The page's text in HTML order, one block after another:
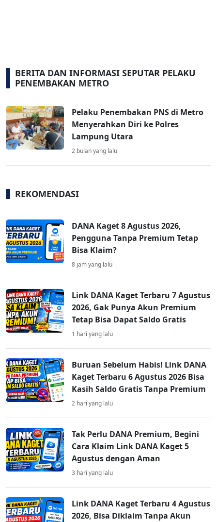
BERITA DAN INFORMASI SEPUTAR PELAKU
PENEMBAKAN METRO
Pelaku Penembakan PNS di Metro
Menyerahkan Diri ke Polres
Lampung Utara
2 bulan yang lalu
REKOMENDASI
DANA Kaget 8 Agustus 2026,
Pengguna Tanpa Premium Tetap
Bisa Klaim?
8 jam yang lalu
Link DANA Kaget Terbaru 7 Agustus
2026, Gak Punya Akun Premium
Tetap Bisa Dapat Saldo Gratis
1 hari yang lalu
Buruan Sebelum Habis! Link DANA
Kaget Terbaru 6 Agustus 2026 Bisa
Kasih Saldo Gratis Tanpa Premium
2 hari yang lalu
Tak Perlu DANA Premium, Begini
Cara Klaim Link DANA Kaget 5
Agustus dengan Aman
3 hari yang lalu
Link DANA Kaget Terbaru 4 Agustus
2026, Bisa Diklaim Tanpa Akun